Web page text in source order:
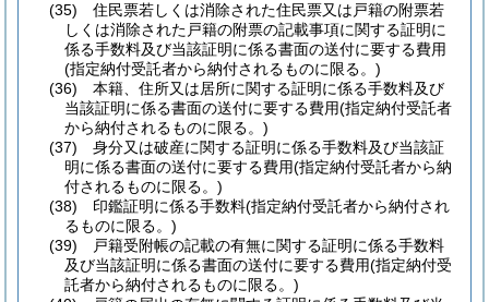
(35)
住民票若しくは消除された住民票又は戸籍の附票若
しくは消除された戸籍の附票の記載事項に関する証明に
係る手数料及び当該証明に係る書面の送付に要する費用
(指定納付受託者から納付されるものに限る。)
(36)
本籍、住所又は居所に関する証明に係る手数料及び
当該証明に係る書面の送付に要する費用(指定納付受託者
から納付されるものに限る。)
(37)
身分又は破産に関する証明に係る手数料及び当該証
明に係る書面の送付に要する費用(指定納付受託者から納
付されるものに限る。)
(38)
印鑑証明に係る手数料(指定納付受託者から納付され
るものに限る。)
(39)
戸籍受附帳の記載の有無に関する証明に係る手数料
及び当該証明に係る書面の送付に要する費用(指定納付受
託者から納付されるものに限る。)